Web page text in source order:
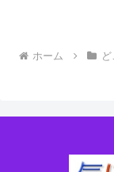
ホーム